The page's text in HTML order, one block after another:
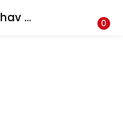
श्री वैभव लक्ष्मी व्रत कथा Sri Vaibhav Lakshmi Vrat Katha 0
REGISTER